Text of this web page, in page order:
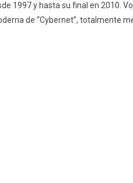
1997 y hasta su final en 2010.
de “Cybernet”, totalmente